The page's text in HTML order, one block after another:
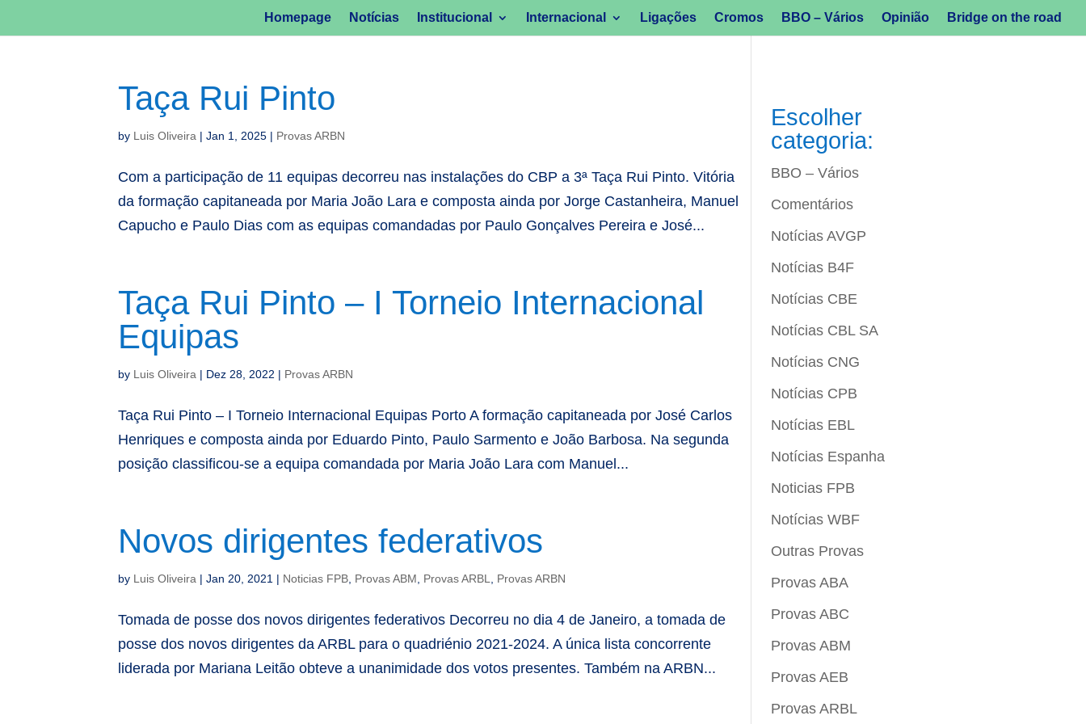
Homepage Notícias Institucional Internacional Ligações Cromos BBO – Vários Opinião Bridge on the road
Taça Rui Pinto
by Luis Oliveira |Jan 1, 2025 | Provas ARBN
Com a participação de 11 equipas decorreu nas instalações do CBP a 3ª Taça Rui Pinto. Vitória
da formação capitaneada por Maria João Lara e composta ainda por Jorge Castanheira, Manuel
Capucho e Paulo Dias com as equipas comandadas por Paulo Gonçalves Pereira e José...
Taça Rui Pinto – I Torneio Internacional
Equipas
by Luis Oliveira | Dez 28, 2022 | Provas ARBN
Taça Rui Pinto – I Torneio Internacional Equipas Porto A formação capitaneada por José Carlos
Henriques e composta ainda por Eduardo Pinto, Paulo Sarmento e João Barbosa. Na segunda
posição classificou-se a equipa comandada por Maria João Lara com Manuel...
Novos dirigentes federativos
by Luis Oliveira |Jan 20, 2021 | Noticias FPB Provas ABM Provas ARBL Provas ARBN
Tomada de posse dos novos dirigentes federativos Decorreu no dia 4 de Janeiro, a tomada de
posse dos novos dirigentes da ARBL para o quadriénio 2021-2024. A única lista concorrente
liderada por Mariana Leitão obteve a unanimidade dos votos presentes. Também na ARBN...
Escolher
categoria:
BBO – Vários
Comentários
Notícias AVGP
Notícias B4F
Notícias CBE
Notícias CBL SA
Notícias CNG
Notícias CPB
Notícias EBL
Notícias Espanha
Noticias FPB
Notícias WBF
Outras Provas
Provas ABA
Provas ABC
Provas ABM
Provas AEB
Provas ARBL